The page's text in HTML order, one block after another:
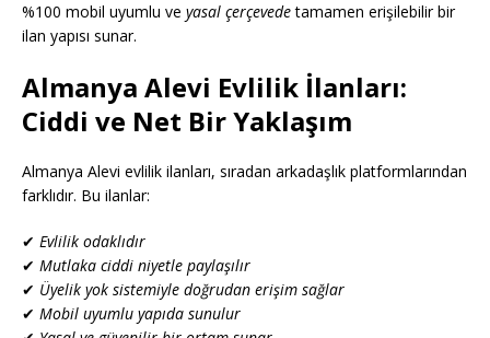
%100 mobil uyumlu ve yasal çerçevedetamamen erişilebilir bir
ilan yapısı sunar.
Almanya Alevi Evlilik İlanları:
Ciddi ve Net Bir Yaklaşım
Almanya Alevi evlilik ilanları, sıradan arkadaşlık platformlarından
farklıdır. Bu ilanlar:
✔ Evlilik odaklıdır
✔ Mutlaka ciddi niyetle paylaşılır
✔ Üyelik yok sistemiyle doğrudan erişim sağlar
✔ Mobil uyumlu yapıda sunulur